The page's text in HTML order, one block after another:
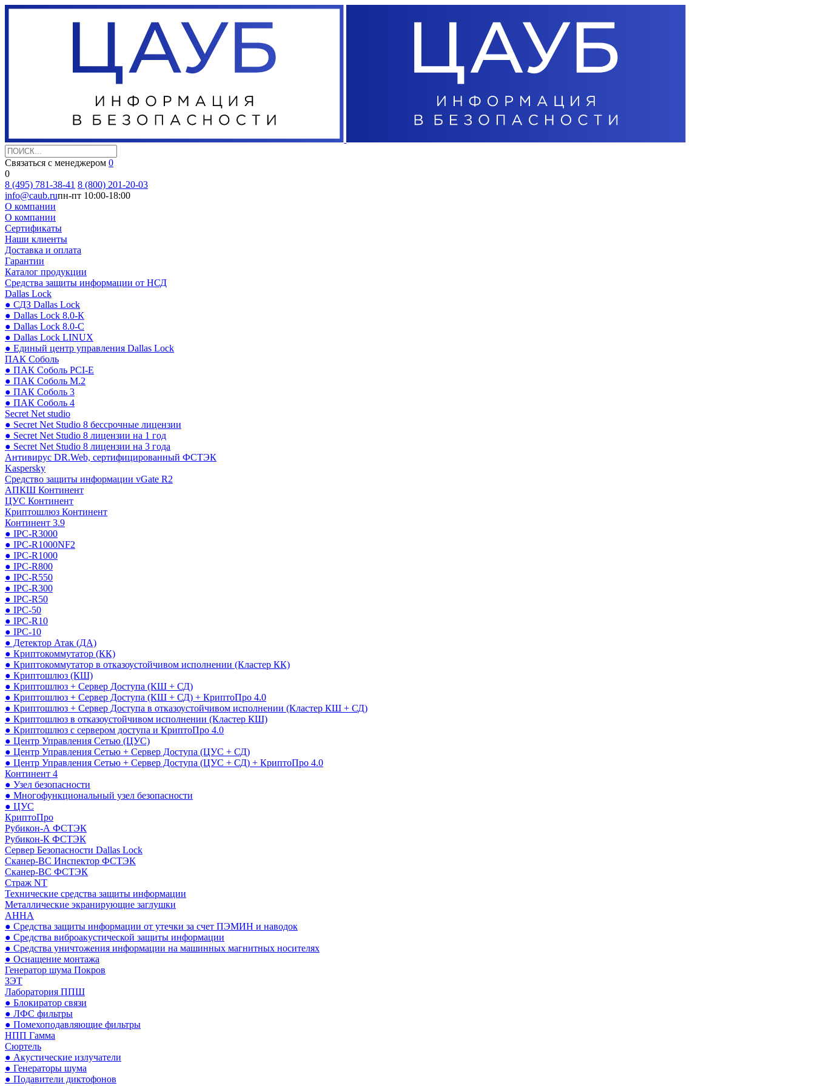
Связаться с менеджером 0
0
8 (495) 781-38-41 8 (800) 201-20-03
info@caub.ruпн-пт 10:00-18:00
О компании
О компании
Сертификаты
Наши клиенты
Доставка и оплата
Гарантии
Каталог продукции
Средства защиты информации от НСД
Dallas Lock
● СДЗ Dallas Lock
● Dallas Lock 8.0-К
● Dallas Lock 8.0-С
● Dallas Lock LINUX
● Единый центр управления Dallas Lock
ПАК Соболь
● ПАК Соболь PCI-E
● ПАК Соболь М.2
● ПАК Соболь 3
● ПАК Соболь 4
Secret Net studio
● Secret Net Studio 8 бессрочные лицензии
● Secret Net Studio 8 лицензии на 1 год
● Secret Net Studio 8 лицензии на 3 года
Антивирус DR.Web, сертифицированный ФСТЭК
Kaspersky
Средство защиты информации vGate R2
АПКШ Континент
ЦУС Континент
Криптошлюз Континент
Континент 3.9
● IPC-R3000
● IPC-R1000NF2
● IPC-R1000
● IPC-R800
● IPC-R550
● IPC-R300
● IPC-R50
● IPC-50
● IPC-R10
● IPC-10
● Детектор Атак (ДА)
● Криптокоммутатор (КК)
● Криптокоммутатор в отказоустойчивом исполнении (Кластер КК)
● Криптошлюз (КШ)
● Криптошлюз + Сервер Доступа (КШ + СД)
● Криптошлюз + Сервер Доступа (КШ + СД) + КриптоПро 4.0
● Криптошлюз + Сервер Доступа в отказоустойчивом исполнении (Кластер КШ + СД)
● Криптошлюз в отказоустойчивом исполнении (Кластер КШ)
● Криптошлюз с сервером доступа и КриптоПро 4.0
● Центр Управления Сетью (ЦУС)
● Центр Управления Сетью + Сервер Доступа (ЦУС + СД)
● Центр Управления Сетью + Сервер Доступа (ЦУС + СД) + КриптоПро 4.0
Континент 4
● Узел безопасности
● Многофункциональный узел безопасности
● ЦУС
КриптоПро
Рубикон-А ФСТЭК
Рубикон-К ФСТЭК
Сервер Безопасности Dallas Lock
Сканер-ВС Инспектор ФСТЭК
Сканер-ВС ФСТЭК
Страж NT
Технические средства защиты информации
Металлические экранирующие заглушки
АННА
● Средства защиты информации от утечки за счет ПЭМИН и наводок
● Средства виброакустической защиты информации
● Средства уничтожения информации на машинных магнитных носителях
● Оснащение монтажа
Генератор шума Покров
ЗЭТ
Лаборатория ППШ
● Блокиратор связи
● ЛФС фильтры
● Помехоподавляющие фильтры
НПП Гамма
Сюртель
● Акустические излучатели
● Генераторы шума
● Подавители диктофонов